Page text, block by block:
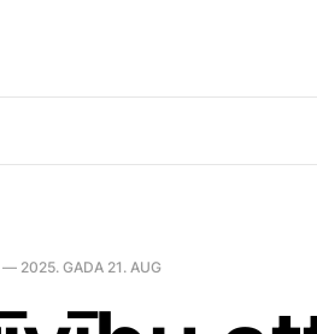
— 2025. GADA 21. AUG